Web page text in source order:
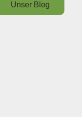
Unser Blog